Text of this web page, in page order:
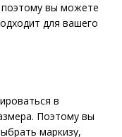
вы можете
для вашего
в
Поэтому вы
маркизу,